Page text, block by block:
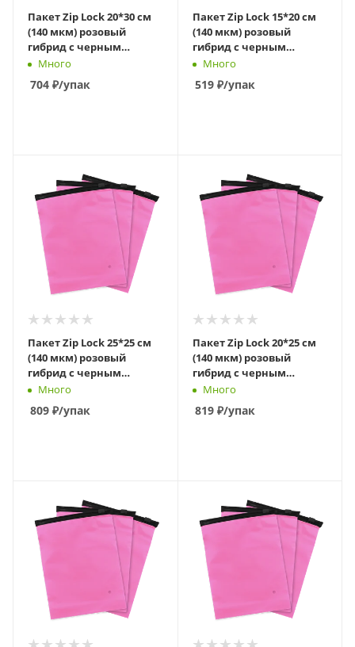
Пакет Zip Lock 20*30 см
(140 мкм) розовый
гибрид с черным
бегунком слайдер
Много
704 ₽/упак
Пакет Zip Lock 15*20 см
(140 мкм) розовый
гибрид с черным
бегунком слайдер
Много
519₽/упак
Пакет Zip Lock 25*25 см
(140 мкм) розовый
гибрид с черным
бегунком слайдер
Много
809 ₽/упак
Пакет Zip Lock 20*25 см
(140 мкм) розовый
гибрид с черным
бегунком слайдер
Много
819₽/упак